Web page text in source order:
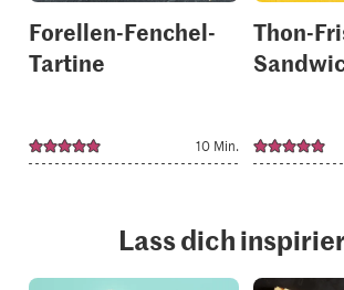
Forellen-Fenchel-
Tartine
10 Min.
Thon-
Lass dich